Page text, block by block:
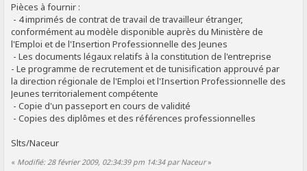
Pièces à fournir :
- 4 imprimés de contrat de travail de travailleur étranger,
conformément au modèle disponible auprès du Ministère de
l'Emploi et de l'Insertion Professionnelle des Jeunes
- Les documents légaux relatifs à la constitution de l'entreprise
- Le programme de recrutement et de tunisification approuvé par
la direction régionale de l'Emploi et l'Insertion Professionnelle des
Jeunes territorialement compétente
- Copie d'un passeport en cours de validité
- Copies des diplômes et des références professionnelles
Slts/Naceur
« Modifié: 28 février 2009, 02:34:39 pm 14:34 par Naceur»